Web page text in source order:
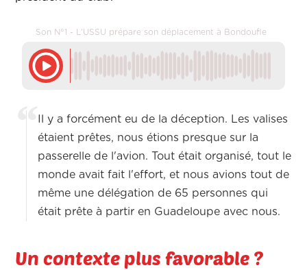
Son N°1 - L'USSU prépare son déplacement à Bondoufle
Il y a forcément eu de la déception. Les valises
étaient prêtes, nous étions presque sur la
passerelle de l'avion. Tout était organisé, tout le
monde avait fait l'effort, et nous avions tout de
même une délégation de 65 personnes qui
était prête à partir en Guadeloupe avec nous.
Un contexte plus favorable ?